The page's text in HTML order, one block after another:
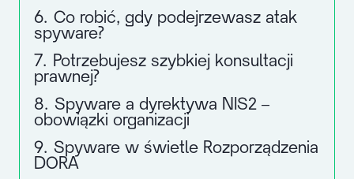
6. Co robić, gdy podejrzewasz atak
spyware?
7. Potrzebujesz szybkiej konsultacji
prawnej?
8. Spyware a dyrektywa NIS2 –
obowiązki organizacji
9. Spyware w świetle Rozporządzenia
DORA